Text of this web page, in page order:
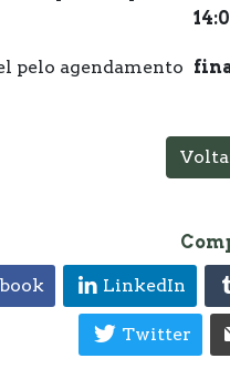
pelo agendamento
LinkedIn
Twitter